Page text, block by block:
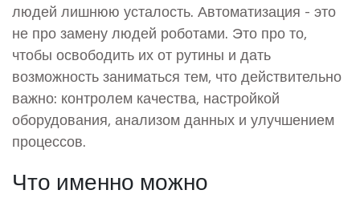
людей лишнюю усталость. Автоматизация - это
не про замену людей роботами. Это про то,
чтобы освободить их от рутины и дать
возможность заниматься тем, что действительно
важно: контролем качества, настройкой
оборудования, анализом данных и улучшением
процессов.
Что именно можно